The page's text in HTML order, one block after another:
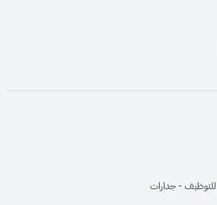
opens in
opens in new
opens in new
opens in new
opens in
opens in new
opens in
opens in new
opens in new
للتوظيف - جداراتopens in new window